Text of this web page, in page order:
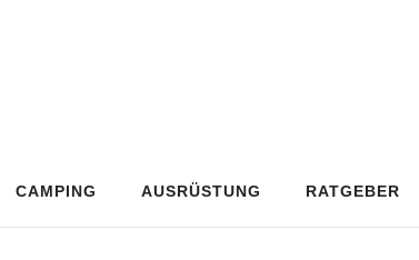
CAMPING AUSRÜSTUNG RATGEBER